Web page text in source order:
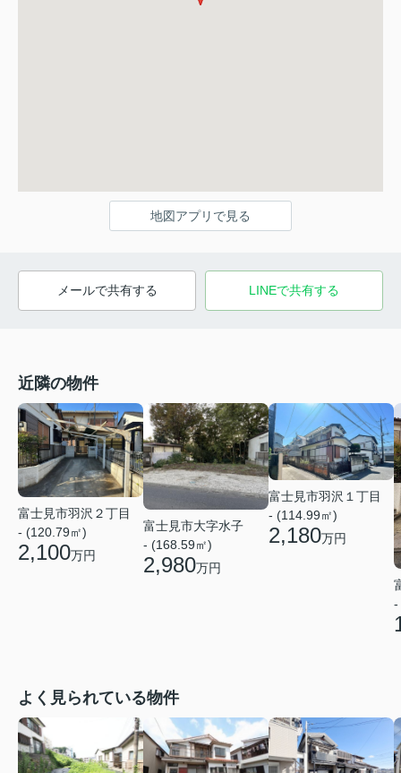
地図アプリで見る
メールで共有する LINEで共有する
近隣の物件
富士見市羽沢２丁目
- (120.79㎡)
2,100万円
富士見市大字水子
- (168.59㎡)
2,980万円
富士見市羽沢１丁目
- (114.99㎡)
2,180万円
-
よく見られている物件